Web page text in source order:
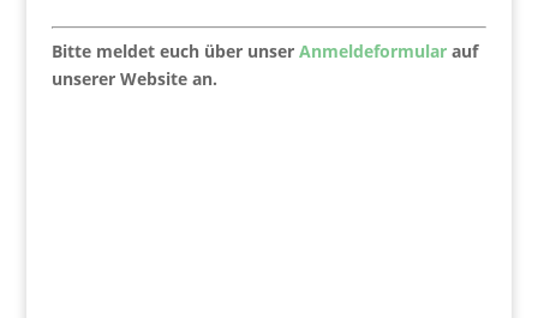
Bitte meldet euch über unser Anmeldeformular auf
unserer Website an.